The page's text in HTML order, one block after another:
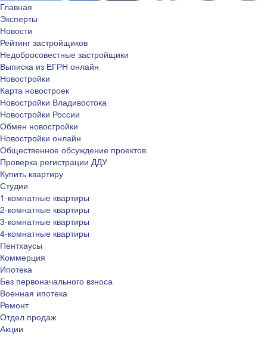
Главная
Эксперты
Новости
Рейтинг застройщиков
Недобросовестные застройщики
Выписка из ЕГРН онлайн
Новостройки
Карта новостроек
Новостройки Владивостока
Новостройки России
Обмен новостройки
Новостройки онлайн
Общественное обсуждение проектов
Проверка регистрации ДДУ
Купить квартиру
Студии
1-комнатные квартиры
2-комнатные квартиры
3-комнатные квартиры
4-комнатные квартиры
Пентхаусы
Коммерция
Ипотека
Без первоначального взноса
Военная ипотека
Ремонт
Отдел продаж
Акции